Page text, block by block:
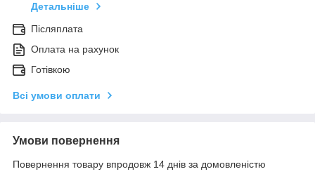
Детальніше
Післяплата
Оплата на рахунок
Готівкою
Всі умови оплати
Умови повернення
Повернення товару впродовж 14 днів за домовленістю